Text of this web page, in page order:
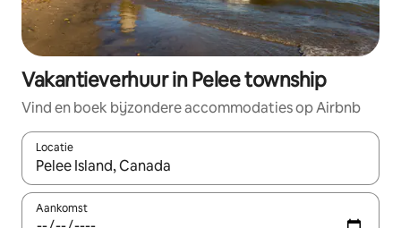
Vakantieverhuur in Pelee township
Vind en boek bijzondere accommodaties op Airbnb
Locatie
Wanneer er suggesties beschikbaar zijn, maak je een keuze
Aankomst